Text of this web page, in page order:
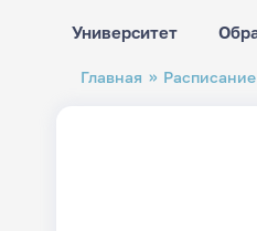
Университет
Строка
навигации
Главная Расписание